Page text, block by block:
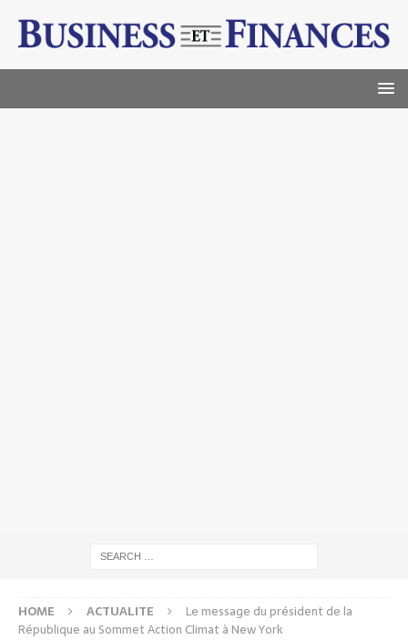
HOME ACTUALITE
Le message du président de la
République au Sommet Action Climat à New York